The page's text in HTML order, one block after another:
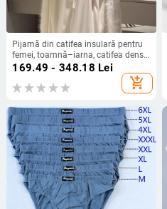
Pijamă din catifea insulară pentru
femei, toamnă–iarna, catifea densă
de înaltă calitate, rochie de noapte
lungă cu decolteu în V, stil elegant
doamnă
169.49 - 348.18 Lei
add_shopping_cart